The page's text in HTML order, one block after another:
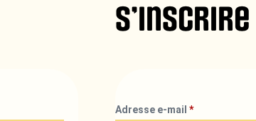
S’inscrire
Adresse e-mail*